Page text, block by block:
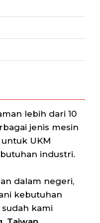
lebih dari 10
jenis mesin
UKM
industri.
dalam negeri,
kebutuhan
kami